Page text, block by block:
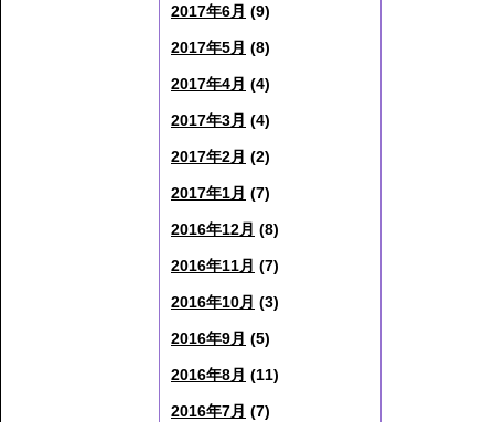
2017年6月 (9)
2017年5月 (8)
2017年4月 (4)
2017年3月 (4)
2017年2月 (2)
2017年1月 (7)
2016年12月 (8)
2016年11月 (7)
2016年10月 (3)
2016年9月 (5)
2016年8月 (11)
2016年7月 (7)